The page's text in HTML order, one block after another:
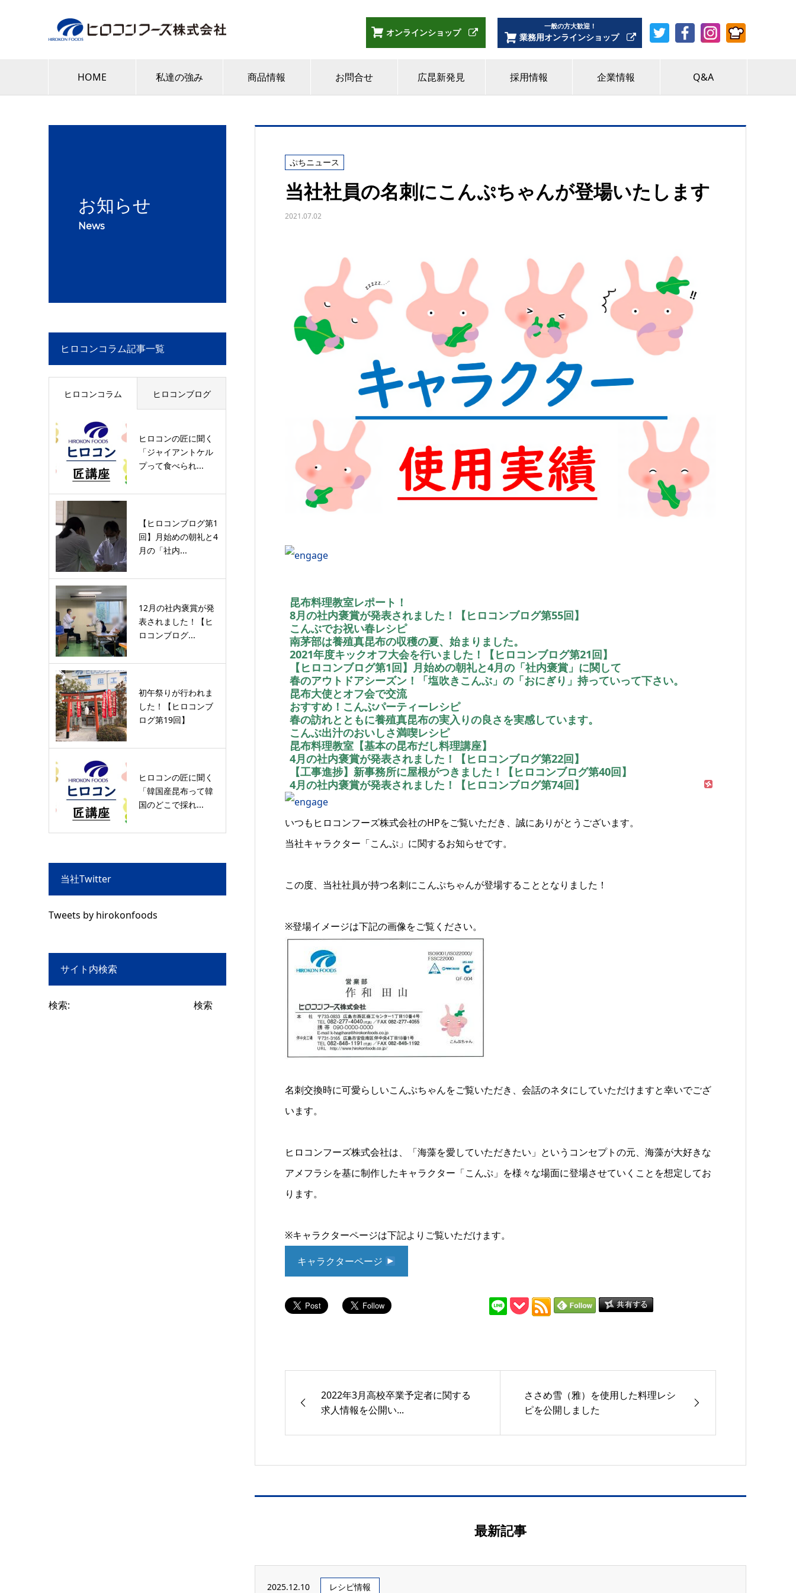
オンラインショップ
一般の方大歓迎！
業務用オンラインショップ
HOME 私達の強み 商品情報 お問合せ 広昆新発見 採用情報 企業情報 Q&A
お知らせ
News
ぷちニュース
当社社員の名刺にこんぷちゃんが登場いたします
2021.07.02
昆布料理教室レポート！
8月の社内褒賞が発表されました！【ヒロコンブログ第55回】
こんぶでお祝い春レシピ
南茅部は養殖真昆布の収穫の夏、始まりました。
2021年度キックオフ大会を行いました！【ヒロコンブログ第21回】
【ヒロコンブログ第1回】月始めの朝礼と4月の「社内褒賞」に関して
春のアウトドアシーズン！「塩吹きこんぶ」の「おにぎり」持っていって下さい。
昆布大使とオフ会で交流
おすすめ！こんぶパーティーレシピ
春の訪れとともに養殖真昆布の実入りの良さを実感しています。
こんぶ出汁のおいしさ満喫レシピ
昆布料理教室【基本の昆布だし料理講座】
4月の社内褒賞が発表されました！【ヒロコンブログ第22回】
【工事進捗】新事務所に屋根がつきました！【ヒロコンブログ第40回】
4月の社内褒賞が発表されました！【ヒロコンブログ第74回】
いつもヒロコンフーズ株式会社のHPをご覧いただき、誠にありがとうございます。
当社キャラクター「こんぷ」に関するお知らせです。
この度、当社社員が持つ名刺にこんぷちゃんが登場することとなりました！
※登場イメージは下記の画像をご覧ください。
名刺交換時に可愛らしいこんぷちゃんをご覧いただき、会話のネタにしていただけますと幸いでござ
います。
ヒロコンフーズ株式会社は、「海藻を愛していただきたい」というコンセプトの元、海藻が大好きな
アメフラシを基に制作したキャラクター「こんぷ」を様々な場面に登場させていくことを想定してお
ります。
※キャラクターページは下記よりご覧いただけます。
キャラクターページ
2022年3月高校卒業予定者に関する
求人情報を公開い...
ささめ雪（雅）を使用した料理レシ
ピを公開しました
最新記事
2025.12.10 レシピ情報
ヒロコンコラム記事一覧
ヒロコンコラム ヒロコンブログ
ヒロコンの匠に聞く
「ジャイアントケル
プって食べられ...
【ヒロコンブログ第1
回】月始めの朝礼と4
月の「社内...
12月の社内褒賞が発
表されました！【ヒ
ロコンブログ...
初午祭りが行われま
した！【ヒロコンブ
ログ第19回】
ヒロコンの匠に聞く
「韓国産昆布って韓
国のどこで採れ...
当社Twitter
Tweets by hirokonfoods
サイト内検索
検索: